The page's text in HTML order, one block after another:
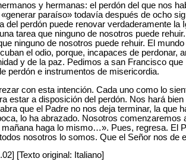
y hermanas: el perdón del que nos
paraíso» todavía después de ocho
del perdón puede renovar verdaderamente
tarea que ninguno de nosotros puede
ninguno de nosotros puede rehuir. El
el odio, porque, incapaces de perdonar,
y de la paz. Pedimos a san Francisco
perdón e instrumentos de misericordia.
con esta intención. Cada uno como lo
estar a disposición del perdón. Nos hará
que el Padre no nos deja terminar, la
lo ha abrazado. Nosotros
mañana haga lo mismo…». Pues, regresa. El
nosotros lo somos. Que el Señor nos de
[Texto original: Italiano]